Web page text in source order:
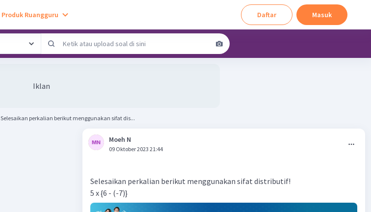
Produk Ruangguru Daftar Masuk
Iklan
Selesaikan perkalian berikut menggunakan sifat dis...
Moeh N
09 Oktober 2023 21:44
Selesaikan perkalian berikut menggunakan sifat distributif!
5 x {6 - (-7)}